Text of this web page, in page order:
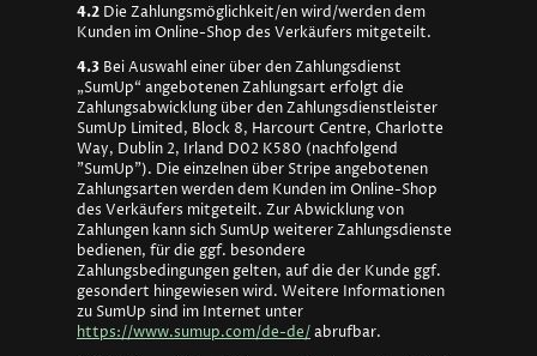
4.2 Die Zahlungsmöglichkeit/en wird/werden dem
Kunden im Online-Shop des Verkäufers mitgeteilt.
4.3 Bei Auswahl einer über den Zahlungsdienst
„SumUp“ angebotenen Zahlungsart erfolgt die
Zahlungsabwicklung über den Zahlungsdienstleister
SumUp Limited, Block 8, Harcourt Centre, Charlotte
Way, Dublin 2, Irland D02 K580 (nachfolgend
"SumUp"). Die einzelnen über Stripe angebotenen
Zahlungsarten werden dem Kunden im Online-Shop
des Verkäufers mitgeteilt. Zur Abwicklung von
Zahlungen kann sich SumUp weiterer Zahlungsdienste
bedienen, für die ggf. besondere
Zahlungsbedingungen gelten, auf die der Kunde ggf.
gesondert hingewiesen wird. Weitere Informationen
zu SumUp sind im Internet unter
https://www.sumup.com/de-de/abrufbar.